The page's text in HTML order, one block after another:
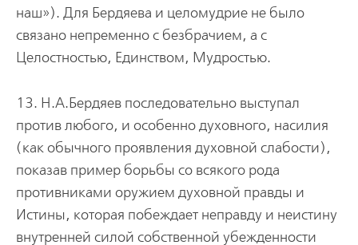
наш»). Для Бердяева и целомудрие не было
связано непременно с безбрачием, а с
Целостностью, Единством, Мудростью.
13. Н.А.Бердяев последовательно выступал
против любого, и особенно духовного, насилия
(как обычного проявления духовной слабости),
показав пример борьбы со всякого рода
противниками оружием духовной правды и
Истины, которая побеждает неправду и неистину
внутренней силой собственной убежденности